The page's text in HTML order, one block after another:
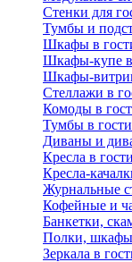
Стенки для
Тумбы и
Шкафы в
Шкафы-купе
Шкафы-
Стеллажи в
Комоды в
Тумбы в
Диваны и
Кресла в
Кресла-
Журнальные
Кофейные и
Банкетки,
Полки,
Зеркала в